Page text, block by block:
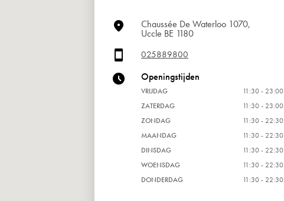
Chaussée De Waterloo 1070,
Uccle BE 1180
025889800
Openingstijden
VRIJDAG
11:30 - 23:00
ZATERDAG
11:30 - 23:00
ZONDAG
11:30 - 22:30
MAANDAG
11:30 - 22:30
DINSDAG
11:30 - 22:30
WOENSDAG
11:30 - 22:30
DONDERDAG
11:30 - 22:30